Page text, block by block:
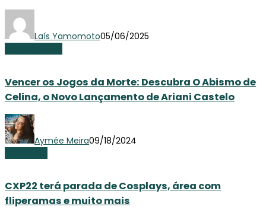
Laís Yamomoto05/06/2025
Vencer os Jogos da Morte: Descubra O Abismo de
Celina, o Novo Lançamento de Ariani Castelo
Aymée Meira09/18/2024
CXP22 terá parada de Cosplays, área com
fliperamas e muito mais